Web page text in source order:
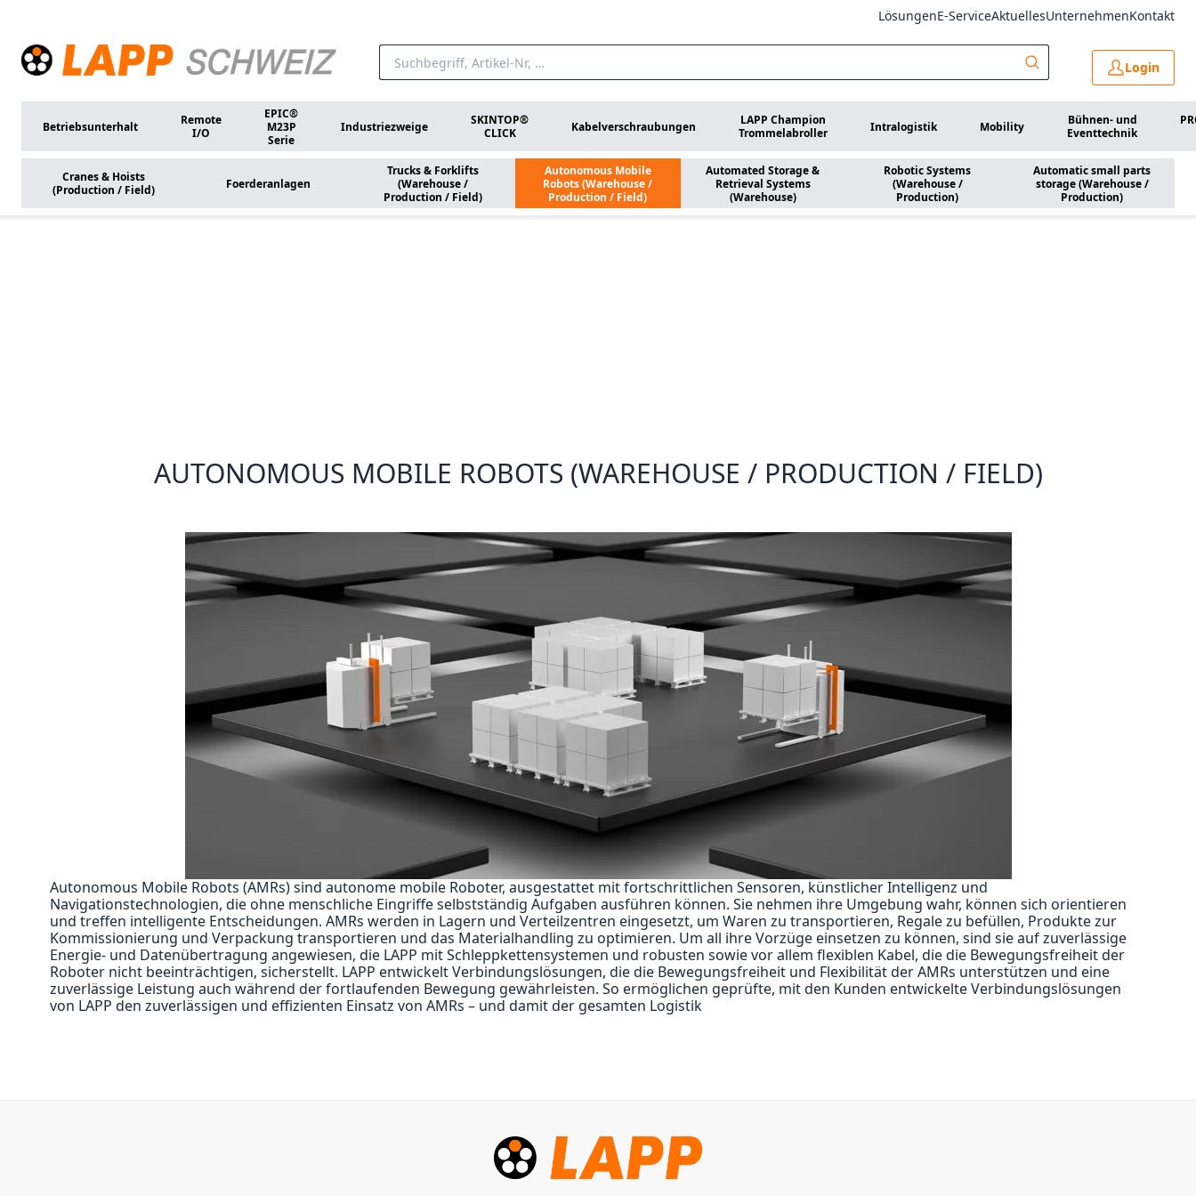
LösungenE-ServiceAktuellesUnternehmenKontakt
Login
Betriebsunterhalt
Remote
I/O
EPIC®
M23P
Serie
Industriezweige
SKINTOP®
CLICK
Kabelverschraubungen
LAPP Champion
Trommelabroller
Intralogistik Mobility
Bühnen- und
Eventtechnik
Cranes & Hoists
(Production / Field)
Foerderanlagen
Trucks & Forklifts
(Warehouse /
Production / Field)
Autonomous Mobile
Robots (Warehouse /
Production / Field)
Automated Storage &
Retrieval Systems
(Warehouse)
Robotic Systems
(Warehouse /
Production)
Automatic small parts
storage (Warehouse /
Production)
AUTONOMOUS MOBILE ROBOTS (WAREHOUSE / PRODUCTION / FIELD)
Autonomous Mobile Robots (AMRs) sind autonome mobile Roboter, ausgestattet mit fortschrittlichen Sensoren, künstlicher Intelligenz und
Navigationstechnologien, die ohne menschliche Eingriffe selbstständig Aufgaben ausführen können. Sie nehmen ihre Umgebung wahr, können sich orientieren
und treffen intelligente Entscheidungen. AMRs werden in Lagern und Verteilzentren eingesetzt, um Waren zu transportieren, Regale zu befüllen, Produkte zur
Kommissionierung und Verpackung transportieren und das Materialhandling zu optimieren. Um all ihre Vorzüge einsetzen zu können, sind sie auf zuverlässige
Energie- und Datenübertragung angewiesen, die LAPP mit Schleppkettensystemen und robusten sowie vor allem flexiblen Kabel, die die Bewegungsfreiheit der
Roboter nicht beeinträchtigen, sicherstellt. LAPP entwickelt Verbindungslösungen, die die Bewegungsfreiheit und Flexibilität der AMRs unterstützen und eine
zuverlässige Leistung auch während der fortlaufenden Bewegung gewährleisten. So ermöglichen geprüfte, mit den Kunden entwickelte Verbindungslösungen
von LAPP den zuverlässigen und effizienten Einsatz von AMRs – und damit der gesamten Logistik